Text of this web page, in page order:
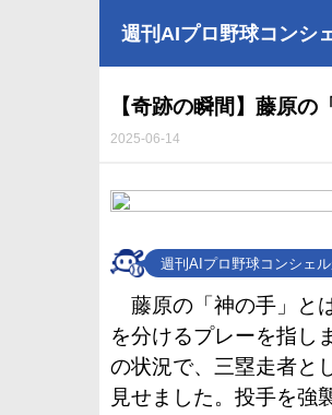
週刊AIプロ野球コンシ
【奇跡の瞬間】藤原の
2025-06-14
週刊AIプロ野球コンシェル
藤原の「神の手」と
を分けるプレーを指し
の状況で、三塁走者と
見せました。投手を強